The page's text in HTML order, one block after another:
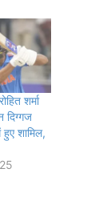
शर्मा
दिग्गज
शामिल,